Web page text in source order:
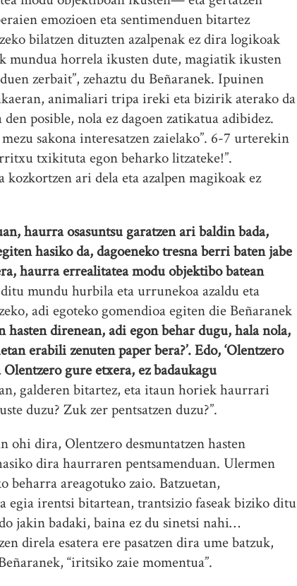
emozioen eta sentimenduen bitartez
bilatzen dituzten azalpenak ez dira logikoak
mundua horrela ikusten dute, magiatik ikusten
zerbait”, zehaztu du Beñaranek. Ipuinen
animaliari tripa ireki eta bizirik aterako da
posible, nola ez dagoen zatikatua adibidez.
sakona interesatzen zaielako”. 6-7 urterekin
txikituta egon beharko litzateke!”.
ari dela eta azalpen magikoak ez
haurra osasuntsu garatzen ari baldin bada,
hasiko da, dagoeneko tresna berri baten jabe
haurra errealitatea modu objektibo batean
mundu hurbila eta urrunekoa azaldu eta
adi egoteko gomendioa egiten die Beñaranek
hasten direnean, adi egon behar dugu, hala nola,
erabili zenuten paper bera?’. Edo, ‘Olentzero
gure etxera, ez badaukagu
galderen bitartez, eta itaun horiek haurrari
duzu? Zuk zer pentsatzen duzu?”.
ohi dira, Olentzero desmuntatzen hasten
dira haurraren pentsamenduan. Ulermen
beharra areagotuko zaio. Batzuetan,
egia irentsi bitartean, trantsizio faseak biziko ditu
jakin badaki, baina ez du sinetsi nahi…
direla esatera ere pasatzen dira ume batzuk,
“iritsiko zaie momentua”.